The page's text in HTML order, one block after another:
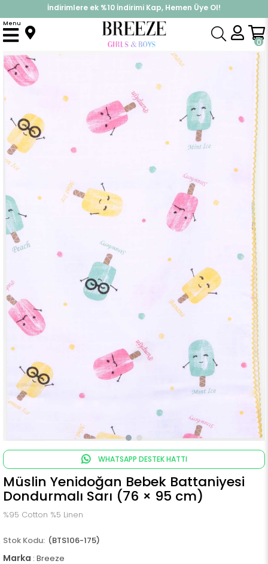
%30 Sepette Yaz İndirimi, Hemen Al!
İndirimlere ek %10 İndirimi Kap, Hemen Üye Ol!
0
Menu
Anasayfa Battaniye
WHATSAPP DESTEK HATTI
Müslin Yenidoğan Bebek Battaniyesi
Dondurmalı Sarı (76 × 95 cm)
%95 Cotton %5 Linen
(BTS106-175)
Marka : Breeze